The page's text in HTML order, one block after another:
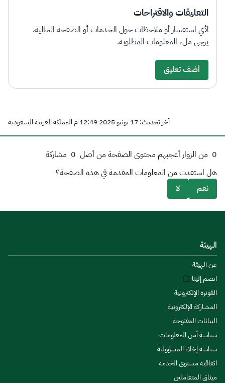
التعليقات والاقتراحات
لأي استفسار أو ملاحظات حول الخدمات أو الصفحة الحالية،
يرجى ملء المعلومات المطلوبة.
أضف تعليق
آخر تحديث: 17 يونيو 2025 12:49 م المملكة العربية السعودية
0 من الزوار أعجبهم محتوى الصفحة من أصل 0 مشاركة
هل استفدت من المعلومات المقدمة في هذه الصفحة؟
نعم
لا
الهيئة
عن الهيئة
انضم إلينا
الفوترة الإلكترونية
المشاركة الإلكترونية
البيانات المفتوحة
سياسة أمن المعلومات
سياسة إخلاء المسؤولية
اتفاقية مستوى الخدمة
ميثاق المتعاملين